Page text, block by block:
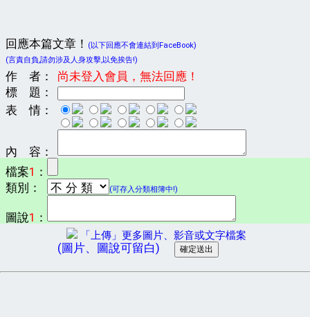
回應本篇文章！
(以下回應不會連結到FaceBook)
(言責自負,請勿涉及人身攻擊,以免挨告!)
作 者：
尚未登入會員，無法回應！
標 題：
表 情：
內 容：
檔案1 ：
類別：
(可存入分類相簿中!)
圖說1 ：
「上傳」更多圖片、影音或文字檔案
(圖片、圖說可留白)